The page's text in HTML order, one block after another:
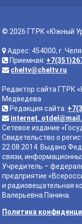
© 2026 ГТРК «Южный
Адрес: 454000, г.
Приемная:
cheltv@cheltv.ru
Редактор сайта ГТРК
Медведева
Редакция сайта:
Сетевое издание
Свидетельство о
22.08.2014. Выдано
связи,
Учредитель –
предприятие
и радиовещательная
Валерьевна Панина.
Политика